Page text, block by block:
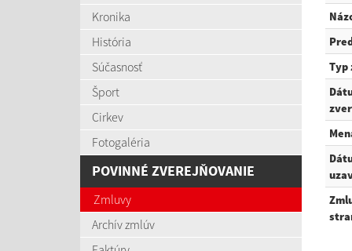
Kronika
História
Súčasnosť
Šport
Cirkev
Fotogaléria
POVINNÉ ZVEREJŇOVANIE
Zmluvy
Archív zmlúv
Typ